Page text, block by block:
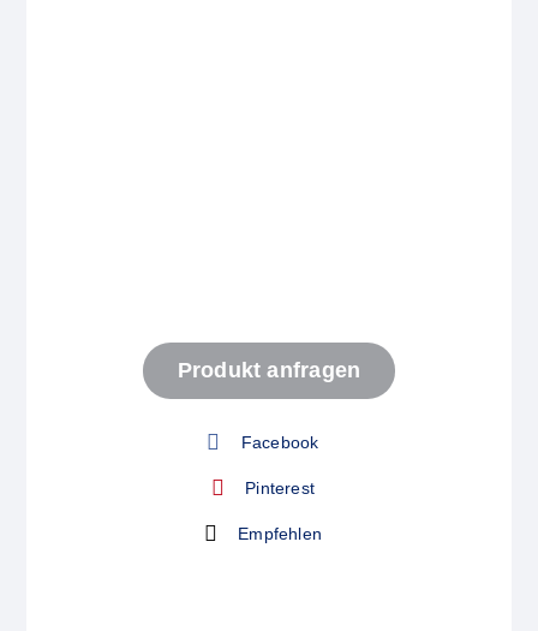
Produkt anfragen
Facebook
Pinterest
Empfehlen